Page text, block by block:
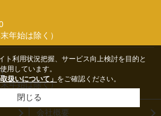
年始は除く）
年始は除く）
会社概要
ト利用状況把握、サービス向上検討を目的と
用しています。
扱いについて」 をご確認ください。
閉じる